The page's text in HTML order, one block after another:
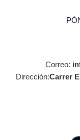
Correo:
Dirección:Carrer